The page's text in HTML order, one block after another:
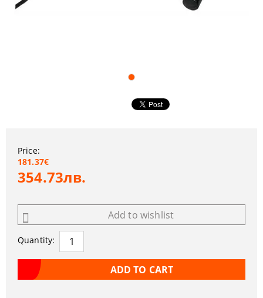
Price:
181.37€
354.73лв.
Add to wishlist
Quantity: